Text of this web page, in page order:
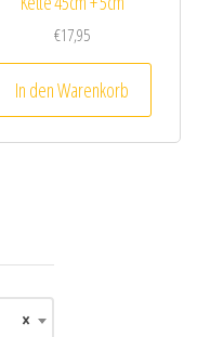
€17,95
In den Warenkorb
×